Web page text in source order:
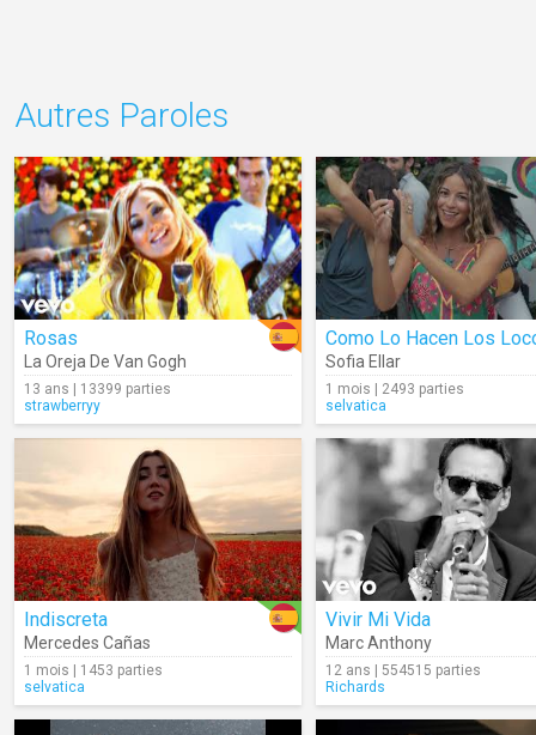
Autres Paroles
Rosas
La Oreja De Van Gogh
13 ans | 13399 parties
strawberryy
Como Lo Hacen Los
Sofia Ellar
1 mois | 2493 parties
selvatica
Indiscreta
Mercedes Cañas
1 mois | 1453 parties
selvatica
Vivir Mi Vida
Marc Anthony
12 ans | 554515 parties
Richards